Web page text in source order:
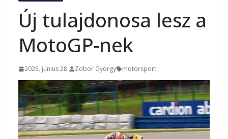
Új tulajdonosa lesz a
MotoGP-nek
2025. június 28. Zobor György motorsport